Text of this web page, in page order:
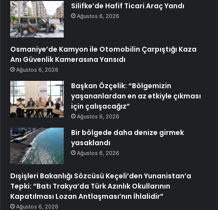
Silifke’de Hafif Ticari Araç Yandı
Ağustos 6, 2026
Osmaniye’de Kamyon ile Otomobilin Çarpıştığı Kaza
Anı Güvenlik Kamerasına Yansıdı
Ağustos 6, 2026
Başkan Özçelik: “Bölgemizin
yaşananlardan en az etkiyle çıkması
için çalışacağız”
Ağustos 6, 2026
Bir bölgede daha denize girmek
yasaklandı
Ağustos 6, 2026
Dışişleri Bakanlığı Sözcüsü Keçeli’den Yunanistan’a
Tepki: “Batı Trakya’da Türk Azınlık Okullarının
Kapatılması Lozan Antlaşması’nın İhlalidir”
Ağustos 6, 2026